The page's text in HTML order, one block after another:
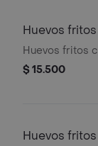
Huevos
queso.
Huevos fritos
$ 15.500
Huevos